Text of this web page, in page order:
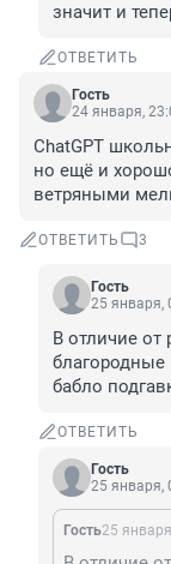
значит и
ОТВЕТИТЬ
Гость
24 января,
ChatGPT
но ещё и
ветряными
ОТВЕТИТЬ 3
Гость
25 января,
В отличие от
бабло
ОТВЕТИТЬ
Гость
25 января,
Гость25